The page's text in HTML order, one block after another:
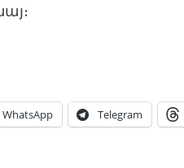
WhatsApp Telegram